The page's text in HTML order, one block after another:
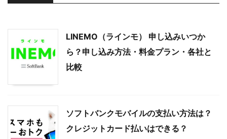
LINEMO（ラインモ） 申し込みいつか
ら？申し込み方法・料金プラン・各社と
比較
ソフトバンクモバイルの支払い方法は？
クレジットカード払いはできる？